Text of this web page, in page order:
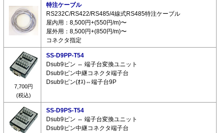
特注ケーブル
RS232C/RS422/RS485/4線式RS485特注ケーブル
屋内用：8,500円+(550円/m)〜
屋外用：8,500円+(850円/m)〜
コネクタ指定
7,700円
(税込)
SS-D9PP-T54
Dsub9ピン ⇔ 端子台変換ユニット
Dsub9ピン中継コネクタ端子台
Dsub9ピン(ｵｽ)⇔端子台9P
SS-D9PS-T54
Dsub9ピン ⇔ 端子台変換ユニット
Dsub9ピン中継コネクタ端子台